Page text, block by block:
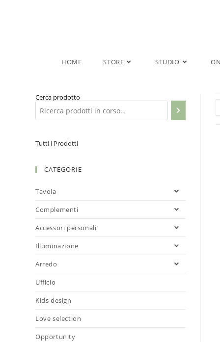
HOME STORE STUDIO
Cerca prodotto
Tutti i Prodotti
CATEGORIE
Tavola
Complementi
Accessori personali
Illuminazione
Arredo
Ufficio
Kids design
Love selection
Opportunity